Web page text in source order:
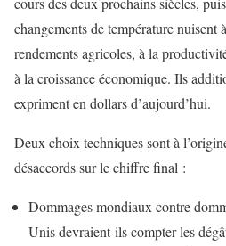
changements de température nuisent
rendements agricoles, à la
à la croissance économique. Ils
expriment en dollars d’aujourd’hui.
Deux choix techniques sont à
désaccords sur le chiffre final :
Dommages mondiaux contre
Unis devraient-ils compter les